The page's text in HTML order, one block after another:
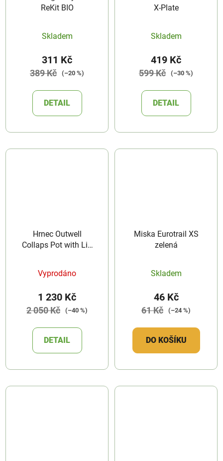
ReKit BIO
Skladem
311 Kč
389 Kč (–20 %)
DETAIL
X-Plate
Skladem
419 Kč
599 Kč (–30 %)
DETAIL
Hrnec Outwell
Collaps Pot with Lid
Vyprodáno
1 230 Kč
2 050 Kč (–40 %)
DETAIL
Miska Eurotrail XS
zelená
Skladem
46 Kč
61 Kč (–24 %)
DO KOŠÍKU